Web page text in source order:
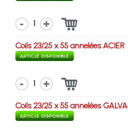
1
Coils 23/25 x 55 annelées ACIER
1
Coils 23/25 x 55 annelées GALVA